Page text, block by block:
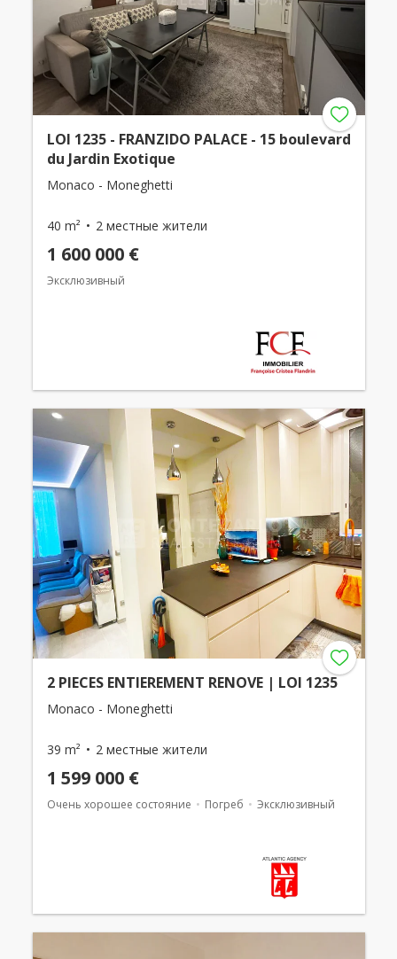
LOI 1235 - FRANZIDO PALACE - 15 boulevard
du Jardin Exotique
Monaco - Moneghetti
40 m² 2 местные жители
1 600 000 €
Эксклюзивный
2 PIECES ENTIEREMENT RENOVE | LOI 1235
Monaco - Moneghetti
39 m² 2 местные жители
1 599 000 €
Очень хорошее состояние Погреб Эксклюзивный